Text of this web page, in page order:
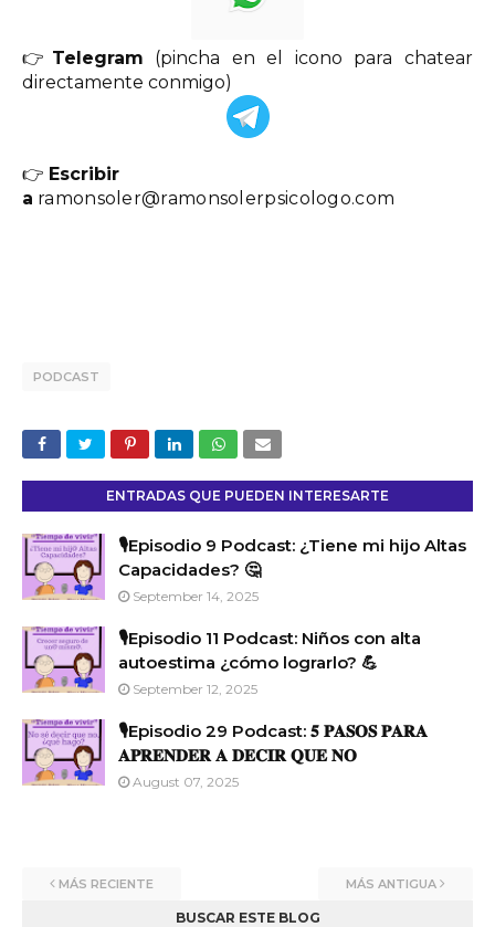
👉 Telegram (pincha en el icono para chatear
directamente conmigo)
👉 Escribir
a ramonsoler@ramonsolerpsicologo.com
PODCAST
ENTRADAS QUE PUEDEN INTERESARTE
🎙️Episodio 9 Podcast: ¿Tiene mi hijo Altas
Capacidades? 🤔
September 14, 2025
🎙️Episodio 11 Podcast: Niños con alta
autoestima ¿cómo lograrlo? 💪
September 12, 2025
🎙️Episodio 29 Podcast: 𝟓 𝐏𝐀𝐒𝐎𝐒 𝐏𝐀𝐑𝐀
𝐀𝐏𝐑𝐄𝐍𝐃𝐄𝐑 𝐀 𝐃𝐄𝐂𝐈𝐑 𝐐𝐔𝐄 𝐍𝐎
August 07, 2025
MÁS RECIENTE MÁS ANTIGUA
BUSCAR ESTE BLOG